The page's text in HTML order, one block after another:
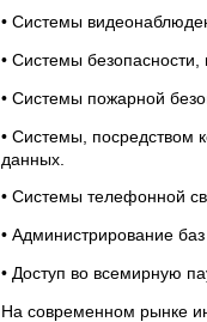
• Системы
• Системы безопасности,
• Системы пожарной
• Системы, посредством
данных.
• Системы телефонной
• Администрирование
• Доступ во всемирную
На современном рынке